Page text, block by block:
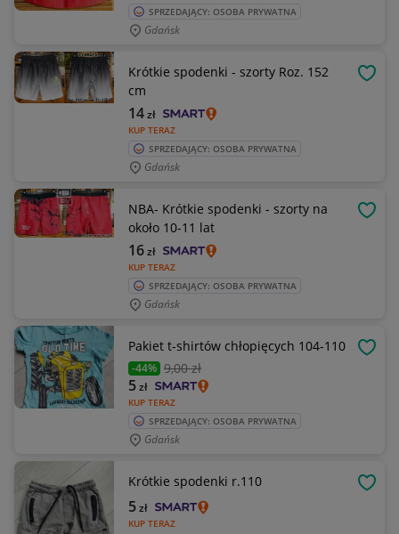
SPRZEDAJĄCY: OSOBA PRYWATNA
Gdańsk
Krótkie spodenki - szorty Roz. 152
cm
KUP TERAZ
14zł
SPRZEDAJĄCY: OSOBA PRYWATNA
Gdańsk
NBA- Krótkie spodenki - szorty na
około 10-11 lat
KUP TERAZ
16zł
SPRZEDAJĄCY: OSOBA PRYWATNA
Gdańsk
Pakiet t-shirtów chłopięcych 104-110
-44% 9,00 zł
KUP TERAZ
5zł
SPRZEDAJĄCY: OSOBA PRYWATNA
Gdańsk
Krótkie spodenki r.110
KUP TERAZ
5zł